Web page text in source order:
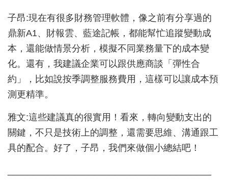
子昂:現在有很多財務管理軟體，像之前有分享過的
鼎新A1、財報雲、藍途記帳，都能幫忙追蹤變動成
本，還能做情景分析，模擬不同業務量下的成本變
化。還有，我建議企業可以跟供應商談「彈性合
約」，比如說按季調整服務費用，這樣可以讓成本預
測更精準。
雅文:這些建議真的很實用！看來，轉向變動支出的
關鍵，不只是技術上的調整，還需要思維、溝通跟工
具的配合。好了，子昂，我們來做個小總結吧！